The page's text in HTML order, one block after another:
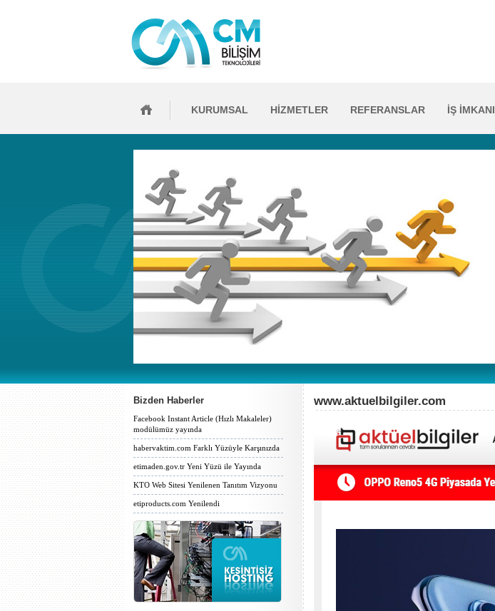
KURUMSAL HİZMETLER REFERANSLAR İŞ İMKANI
Bizden Haberler
Facebook Instant Article (Hızlı Makaleler)
modülümüz yayında
habervaktim.com Farklı Yüzüyle Karşınızda
etimaden.gov.tr Yeni Yüzü ile Yayında
KTO Web Sitesi Yenilenen Tanıtım Vizyonu
etiproducts.com Yenilendi
www.aktuelbilgiler.com